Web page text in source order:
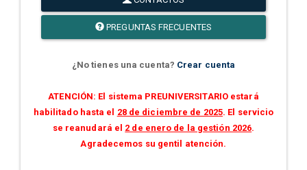
PREGUNTAS FRECUENTES
¿No tienes una cuenta? Crear cuenta
ATENCIÓN: El sistema PREUNIVERSITARIO estará
habilitado hasta el 28 de diciembre de 2025. El servicio
se reanudará el 2 de enero de la gestión 2026.
Agradecemos su gentil atención.